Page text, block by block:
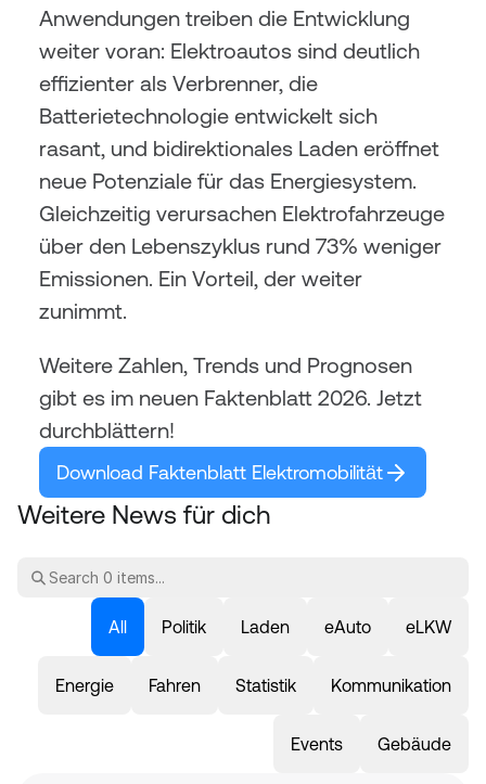
Anwendungen treiben die Entwicklung
weiter voran: Elektroautos sind deutlich
effizienter als Verbrenner, die
Batterietechnologie entwickelt sich
rasant, und bidirektionales Laden eröffnet
neue Potenziale für das Energiesystem.
Gleichzeitig verursachen Elektrofahrzeuge
über den Lebenszyklus rund 73% weniger
Emissionen. Ein Vorteil, der weiter
zunimmt.
Weitere Zahlen, Trends und Prognosen
gibt es im neuen Faktenblatt 2026. Jetzt
durchblättern!
Download Faktenblatt Elektromobilität
Weitere News für dich
All Politik Laden eAuto eLKW
Energie Fahren Statistik Kommunikation
Events Gebäude